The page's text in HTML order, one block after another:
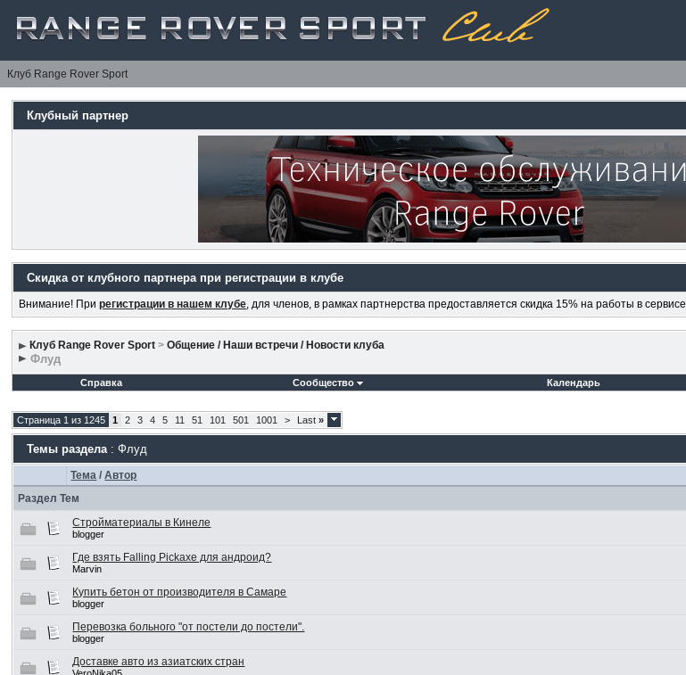
Клуб Range Rover Sport
Клубный партнер
Скидка от клубного партнера при регистрации в клубе
Внимание! Прирегистрации в нашем клубе, для членов, в рамках партнерства предоставляется скидка 15% на работы в сервисе
Клуб Range Rover Sport >Общение / Наши встречи / Новости клуба
Флуд
Справка
Сообщество Календарь
Страница 1 из 1245 1 2 3 4 5 11 51 101 501 1001 > Last»
Темы раздела: Флуд
Тема /Автор
Раздел Тем
Стройматериалы в Кинеле
blogger
Где взять Falling Pickaxe для андроид?
Marvin
Купить бетон от производителя в Самаре
blogger
Перевозка больного "от постели до постели".
blogger
Доставке авто из азиатских стран